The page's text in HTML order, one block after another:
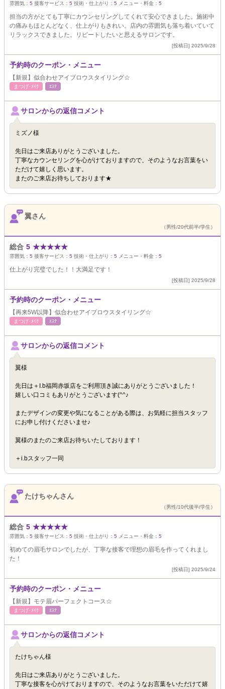
雰囲気： 5 接客サービス： 5 技術・仕上がり： 5 メニュー・料金： 5
担当の方がとても丁寧にカウンセリングしてくれて安心できました。施術中
の痛みもほとんどなく、仕上がりもきれい。店内の雰囲気も落ち着いていて
リラックスできました。リピートしたいと思えるサロンです。
[投稿日] 2025/9/28
予約時のクーポン・メニュー
【新規】似合わせアイブロウスタイリング☆
まつげ･ﾒｲｸ ｴｽﾃ
サロンからの返信コメント
ミズノ様
先日はご来店ありがとうございました。
丁寧なカウンセリングを心がけておりますので、そのようなお言葉をい
ただけて嬉しく思います。
またのご来店お待ちしております★
翼さん
（男性/20代前半/学生）
総合 5 ★★★★★
雰囲気： 5 接客サービス： 5 技術・仕上がり： 5 メニュー・料金： 5
仕上がり完璧でした！！大満足です！
[投稿日] 2025/9/28
予約時のクーポン・メニュー
【再来5W以降】似合わせアイブロウスタイリング☆
まつげ･ﾒｲｸ ｴｽﾃ
サロンからの返信コメント
翼様
先日は＋I.b福岡赤坂店をご利用頂き誠にありがとうございました！
嬉しい口コミもありがとうございます(^^♪
またデザインの変更や気になることがある際は、お気軽に担当スタッフ
にお申し付けくださいませ♪
翼様のまたのご来店お待ちいたしております！
＋i.bスタッフ一同
たけちゃんさん
（男性/10代後半/学生）
総合 5 ★★★★★
雰囲気： 5 接客サービス： 5 技術・仕上がり： 5 メニュー・料金： 5
初めての眉毛サロンでしたが、丁寧な接客で理想の眉毛を作ってくれまし
た！
[投稿日] 2025/9/24
予約時のクーポン・メニュー
【新規】モテ眉パーフェクトコース☆
まつげ･ﾒｲｸ ｴｽﾃ
サロンからの返信コメント
たけちゃん様
先日はご来店ありがとうございました。
丁寧な接客を心がけておりますので、そのようなお言葉をいただけて嬉